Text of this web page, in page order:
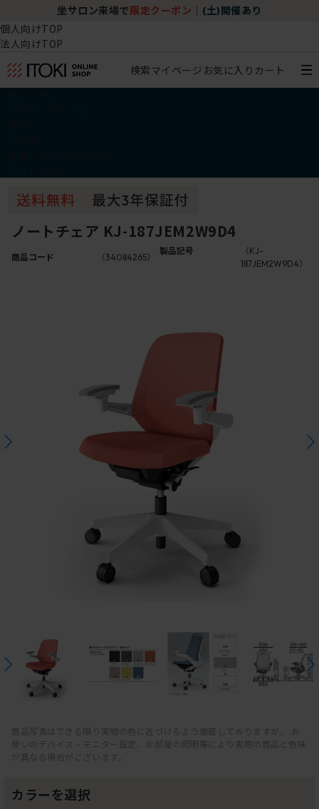
坐サロン来場で 限定クーポン (土)開催あり
個人向けTOP
法人向けTOP
検索マイページ お気に入り カート
ノートチェア KJ-187JEM2W9D4
商品コード （34084265）
製品記号
（KJ-
187JEM2W9D4）
商品写真はできる限り実物の色に近づけるよう徹底しておりますが、 お
使いのデバイス・モニター設定、お部屋の照明等により実際の商品と色味
が異なる場合がございます。
カラーを選択